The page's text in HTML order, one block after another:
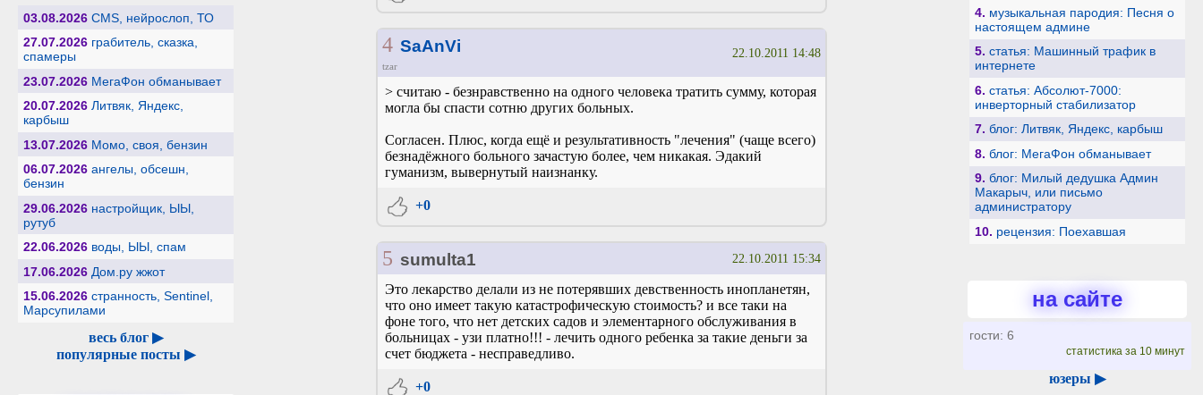
03.08.2026 CMS, нейрослоп, ТО
27.07.2026 грабитель, сказка,
спамеры
23.07.2026 МегаФон обманывает
20.07.2026 Литвяк, Яндекс,
карбыш
13.07.2026 Момо, своя, бензин
06.07.2026 ангелы, обсешн,
бензин
29.06.2026 настройщик, ЫЫ,
рутуб
22.06.2026 воды, ЫЫ, спам
17.06.2026 Дом.ру жжот
15.06.2026 странность, Sentinel,
Марсупилами
весь блог ▶
популярные посты ▶
4 SaAnVi
tzar
22.10.2011 14:48
> считаю - безнравственно на одного человека тратить сумму, которая
могла бы спасти сотню других больных.
Согласен. Плюс, когда ещё и результативность "лечения" (чаще всего)
безнадёжного больного зачастую более, чем никакая. Эдакий
гуманизм, вывернутый наизнанку.
+0
5 sumulta1 22.10.2011 15:34
Это лекарство делали из не потерявших девственность инопланетян,
что оно имеет такую катастрофическую стоимость? и все таки на
фоне того, что нет детских садов и элементарного обслуживания в
больницах - узи платно!!! - лечить одного ребенка за такие деньги за
счет бюджета - несправедливо.
+0
4. музыкальная пародия: Песня о
настоящем админе
5. статья: Машинный трафик в
интернете
6. статья: Абсолют-7000:
инверторный стабилизатор
7. блог: Литвяк, Яндекс, карбыш
8. блог: МегаФон обманывает
9. блог: Милый дедушка Админ
Макарыч, или письмо
администратору
10. рецензия: Поехавшая
на сайте
гости: 6
статистика за 10 минут
юзеры ▶